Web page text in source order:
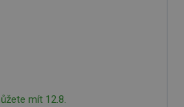
mít 12.8.